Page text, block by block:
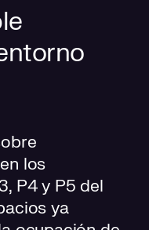
los
P4 y P5 del
ya